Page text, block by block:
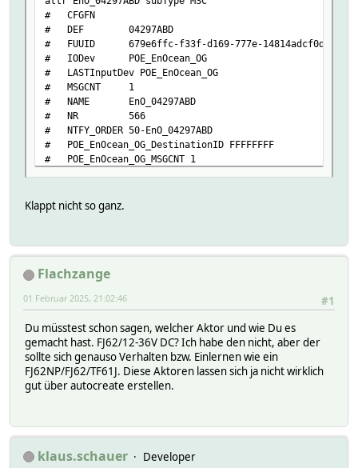
# CFGFN
# DEF 04297ABD
# FUUID 679e6ffc-f33f-d169-777e-14814adcf0d4422e
# IODev POE_EnOcean_OG
# LASTInputDev POE_EnOcean_OG
# MSGCNT 1
# NAME EnO_04297ABD
# NR 566
# NTFY_ORDER 50-EnO_04297ABD
# POE_EnOcean_OG_DestinationID FFFFFFFF
# POE_EnOcean_OG_MSGCNT 1
# POE_EnOcean_OG_ReceivingQuality excellent
# POE_EnOcean_OG_RepeatingCounter 1
# POE_EnOcean_OG_TIME 2025-02-01 20:03:24
# POE_EnOcean_UG_DestinationID FFFFFFFF
# POE_EnOcean_UG_MSGCNT 1
# POE_EnOcean_UG_RSSI -52
# POE_EnOcean_UG_RepeatingCounter 1
# POE_EnOcean_UG_SubTelNum 6
# POE_EnOcean_UG_TIME 2025-02-01 20:03:24
# STATE ???
# TYPE EnOcean
# helper:
Klappt nicht so ganz.
Flachzange
#1
01 Februar 2025, 21:02:46
Du müsstest schon sagen, welcher Aktor und wie Du es
gemacht hast. FJ62/12-36V DC? Ich habe den nicht, aber der
sollte sich genauso Verhalten bzw. Einlernen wie ein
FJ62NP/FJ62/TF61J. Diese Aktoren lassen sich ja nicht wirklich
gut über autocreate erstellen.
klaus.schauer
Developer